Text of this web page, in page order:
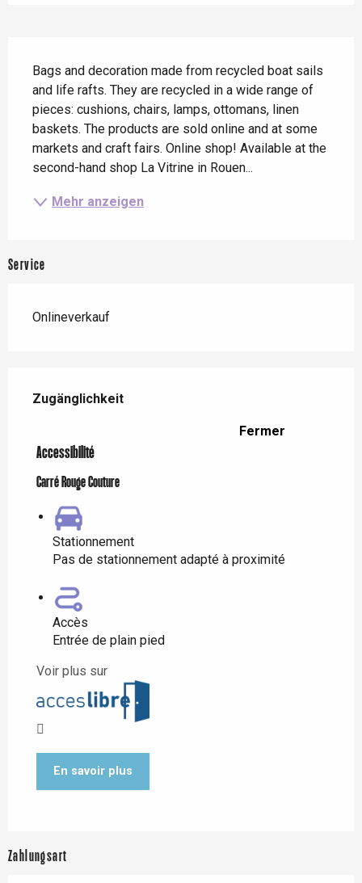
Bags and decoration made from recycled boat sails
and life rafts. They are recycled in a wide range of
pieces: cushions, chairs, lamps, ottomans, linen
baskets. The products are sold online and at some
markets and craft fairs. Online shop! Available at the
second-hand shop La Vitrine in Rouen...
Mehr anzeigen
Service
Onlineverkauf
Zugänglichkeit
Zugänglichkeit
Fermer
Accessibilité
Carré Rouge Couture
Stationnement
Pas de stationnement adapté à proximité
Accès
Entrée de plain pied
Voir plus sur
En savoir plus
Zahlungsart